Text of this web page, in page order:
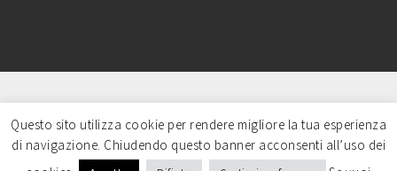
Copyright © 2016 ARTEDANZAMILANO - cf
97749680159 - CREDITS: Content strategy & Art
direction-Sofia Garampelli| Web master-Simona
Questo sito utilizza cookie per rendere migliore la tua esperienza
di navigazione. Chiudendo questo banner acconsenti all’uso dei